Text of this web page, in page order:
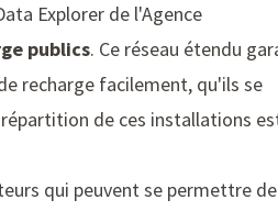
Explorer de l'Agence
publics. Ce réseau étendu
recharge facilement, qu'ils se
de ces installations
qui peuvent se permettre de